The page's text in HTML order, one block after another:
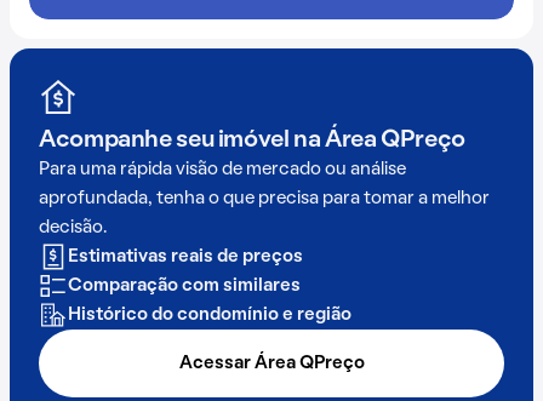
Acompanhe seu imóvel na Área QPreço
Para uma rápida visão de mercado ou análise
aprofundada, tenha o que precisa para tomar a melhor
decisão.
Estimativas reais de preços
Comparação com similares
Histórico do condomínio e região
Acessar Área QPreço